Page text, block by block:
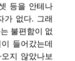
등을 안테나
가 없다. 그래
불편함이 없
들어갔는데
지 않았나보